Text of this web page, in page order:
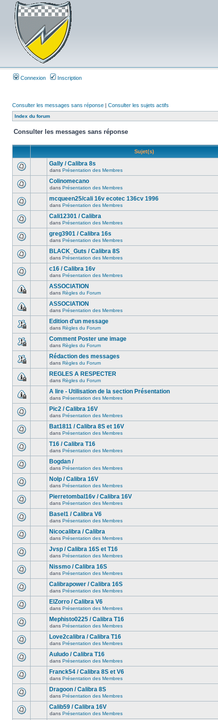
Connexion Inscription
Consulter les messages sans réponse | Consulter les sujets actifs
Index du forum
Consulter les messages sans réponse
Sujet(s)
Gally / Calibra 8s
dans Présentation des Membres
Colinomecano
dans Présentation des Membres
mcqueen25/cali 16v ecotec 136cv 1996
dans Présentation des Membres
Cali12301 / Calibra
dans Présentation des Membres
greg3901 / Calibra 16s
dans Présentation des Membres
BLACK_Guts / Calibra 8S
dans Présentation des Membres
c16 / Calibra 16v
dans Présentation des Membres
ASSOCIATION
dans Règles du Forum
ASSOCIATION
dans Présentation des Membres
Edition d'un message
dans Règles du Forum
Comment Poster une image
dans Règles du Forum
Rédaction des messages
dans Règles du Forum
REGLES A RESPECTER
dans Règles du Forum
A lire - Utilisation de la section Présentation
dans Présentation des Membres
Pic2 / Calibra 16V
dans Présentation des Membres
Bat1811 / Calibra 8S et 16V
dans Présentation des Membres
T16 / Calibra T16
dans Présentation des Membres
Bogdan /
dans Présentation des Membres
Nolp / Calibra 16V
dans Présentation des Membres
Pierretombal16v / Calibra 16V
dans Présentation des Membres
Basel1 / Calibra V6
dans Présentation des Membres
Nicocalibra / Calibra
dans Présentation des Membres
Jvsp / Calibra 16S et T16
dans Présentation des Membres
Nissmo / Calibra 16S
dans Présentation des Membres
Calibrapower / Calibra 16S
dans Présentation des Membres
ElZorro / Calibra V6
dans Présentation des Membres
Mephisto0225 / Calibra T16
dans Présentation des Membres
Love2calibra / Calibra T16
dans Présentation des Membres
Auludo / Calibra T16
dans Présentation des Membres
Franck54 / Calibra 8S et V6
dans Présentation des Membres
Dragoon / Calibra 8S
dans Présentation des Membres
Calib59 / Calibra 16V
dans Présentation des Membres